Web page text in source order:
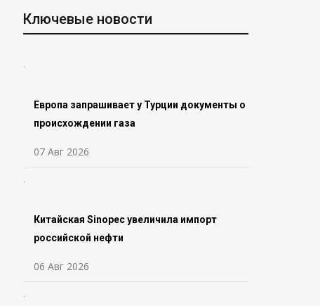
Ключевые новости
Европа запрашивает у Турции документы о
происхождении газа
07 Авг 2026
Китайская Sinopec увеличила импорт
российской нефти
06 Авг 2026